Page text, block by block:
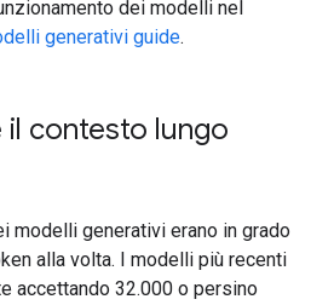
dei modelli nel
generativi guide.
il contesto lungo
modelli generativi erano in grado
alla volta. I modelli più recenti
accettando 32.000 o persino